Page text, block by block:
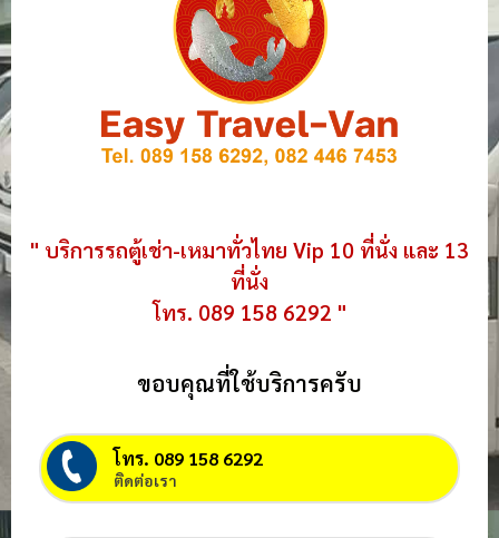
" บริการรถตู้เช่า-เหมาทั่วไทย Vip 10 ที่นั่ง และ 13
ที่นั่ง
โทร. 089 158 6292 "
ขอบคุณที่ใช้บริการครับ
โทร. 089 158 6292
ติดต่อเรา